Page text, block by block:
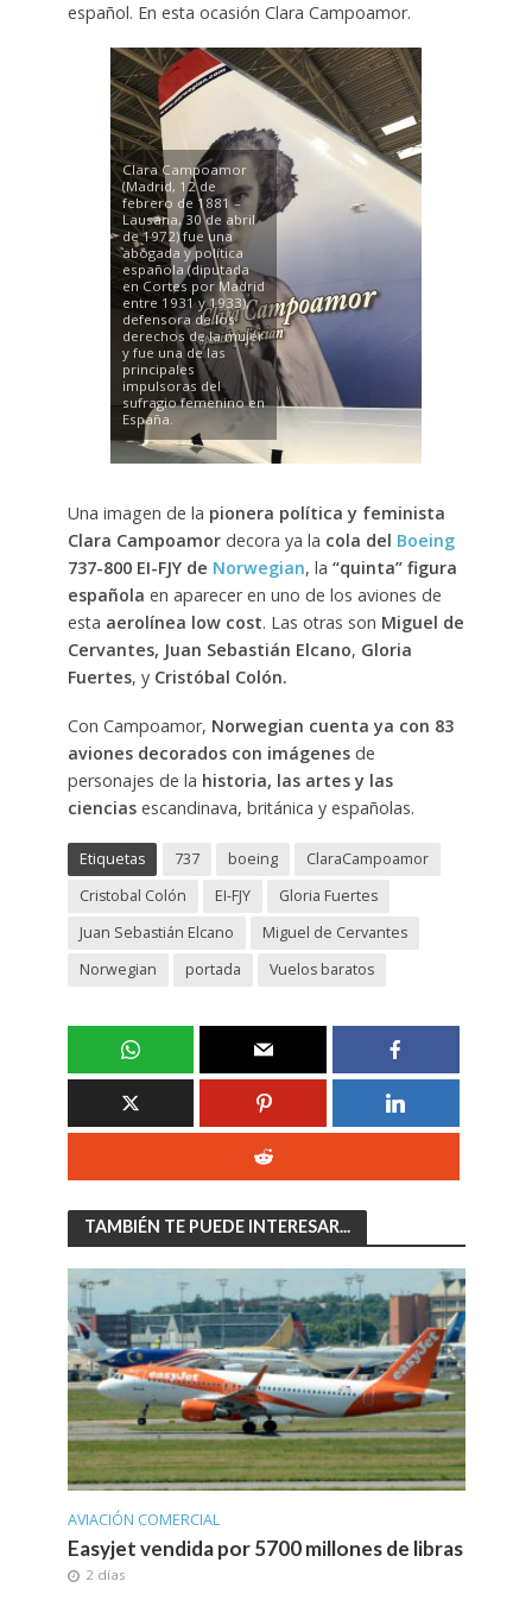
español. En esta ocasión Clara Campoamor.
Clara Campoamor
(Madrid, 12 de
febrero de 1881 –
Lausana, 30 de abril
de 1972) fue una
abogada y política
española (diputada
en Cortes por Madrid
entre 1931 y 1933),
defensora de los
derechos de la mujer
y fue una de las
principales
impulsoras del
sufragio femenino en
España.
Una imagen de la pionera política y feminista
Clara Campoamordecora ya la cola del Boeing
737-800 EI-FJY de Norwegian, la “quinta” figura
española en aparecer en uno de los aviones de
esta aerolínea low cost. Las otras son Miguel de
Cervantes, Juan Sebastián Elcano, Gloria
Fuertes, y Cristóbal Colón.
Con Campoamor, Norwegian cuenta ya con 83
aviones decorados con imágenesde
personajes de la historia, las artes y las
ciencias escandinava, británica y españolas.
Etiquetas 737 boeing
ClaraCampoamor
Cristobal Colón
EI-FJY
Gloria Fuertes
Juan Sebastián Elcano
Miguel de Cervantes
Norwegian
portada Vuelos baratos
TAMBIÉN TE PUEDE INTERESAR...
AVIACIÓN COMERCIAL
Easyjet vendida por 5700 millones de libras
2 días